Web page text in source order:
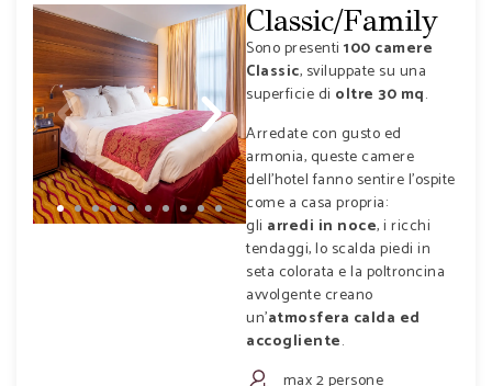
Classic/Family
Sono presenti 100 camere
Classic, sviluppate su una
superficie di oltre 30 mq.
Arredate con gusto ed
armonia, queste camere
dell’hotel fanno sentire l’ospite
come a casa propria:
gli arredi in noce, i ricchi
tendaggi, lo scalda piedi in
seta colorata e la poltroncina
avvolgente creano
un’atmosfera calda ed
accogliente.